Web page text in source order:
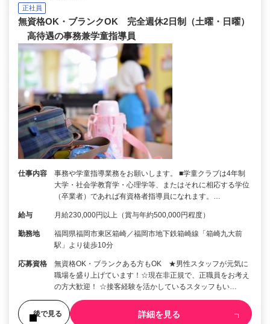
正社員
無資格OK・ブランクOK 完全週休2日制（土曜・日曜）
高待遇の事務兼学童指導員
仕事内容
事務や学童指導業務をお願いします。 ■学童クラブは4年制
大学・社会学教育学・心理学等、またはそれに相応する学位
（卒業者）であれば有資格者指導員になれます。…
給与 月給230,000円以上（賞与年約500,000円程度）
勤務地
福岡県福岡市東区箱崎／福岡市地下鉄箱崎線「箱崎九大前
駅」より徒歩10分
応募資格
無資格OK・ブランクある方もOK ★男性スタッフが元気に
職場を盛り上げています！☆現在非正規で、正職員をお考え
の方大歓迎！ ☆接客経験を活かしているスタッフもい…
後で見る 詳細を見る